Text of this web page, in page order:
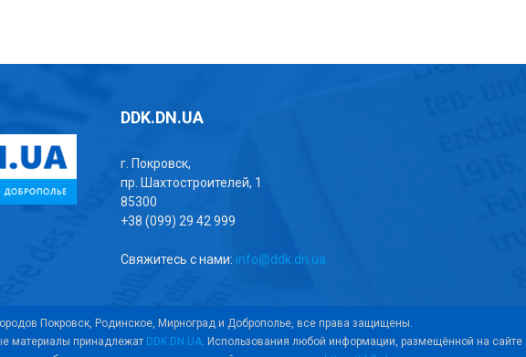
DDK.DN.UA
г. Покровск,
пр. Шахтостроителей, 1
85300
+38 (099) 29 42 999
Свяжитесь с нами: info@ddk.dn.ua
Покровск, Родинское, Мирноград и Доброполье, все права защищены.
материалы принадлежат DDK.DN.UA. Использования любой информации, размещённой на сайте